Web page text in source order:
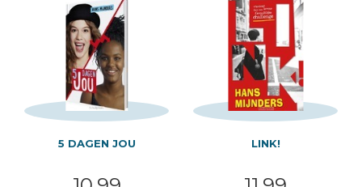
5 DAGEN JOU LINK!